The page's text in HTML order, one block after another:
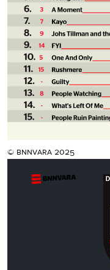
© bnnvara 2025